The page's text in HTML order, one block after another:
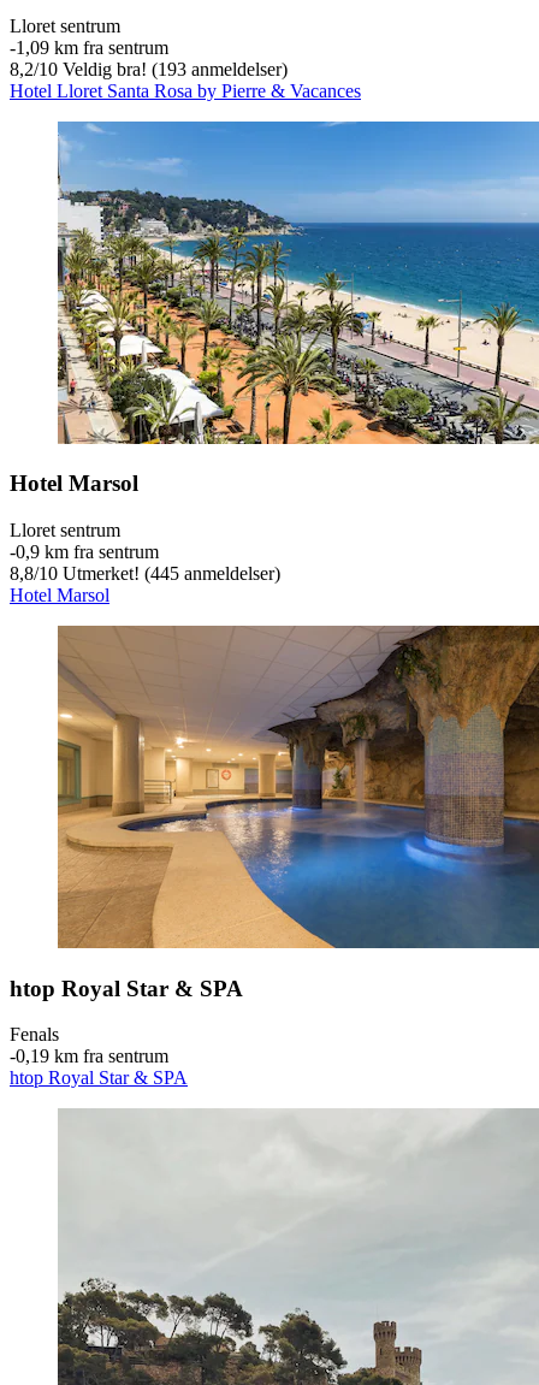
Lloret sentrum
‐1,09 km fra sentrum
8,2/10 Veldig bra! (193 anmeldelser)
Hotel Lloret Santa Rosa by Pierre & Vacances
Hotel Marsol
Lloret sentrum
‐0,9 km fra sentrum
8,8/10 Utmerket! (445 anmeldelser)
Hotel Marsol
htop Royal Star & SPA
Fenals
‐0,19 km fra sentrum
htop Royal Star & SPA